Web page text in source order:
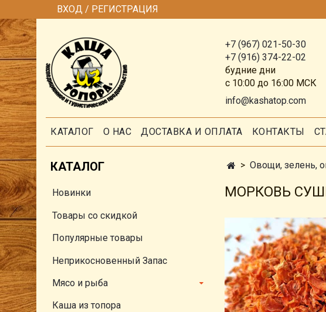
ВХОД / РЕГИСТРАЦИЯ
+7 (967) 021-50-30
+7 (916) 374-22-02
будние дни
с 10:00 до 16:00 МСК
info@kashatop.com
КАТАЛОГ О НАС ДОСТАВКА И ОПЛАТА КОНТАКТЫ
Овощи, зелень,
МОРКОВЬ
КАТАЛОГ
Новинки
Товары со скидкой
Популярные товары
Неприкосновенный Запас
Мясо и рыба
Каша из топора